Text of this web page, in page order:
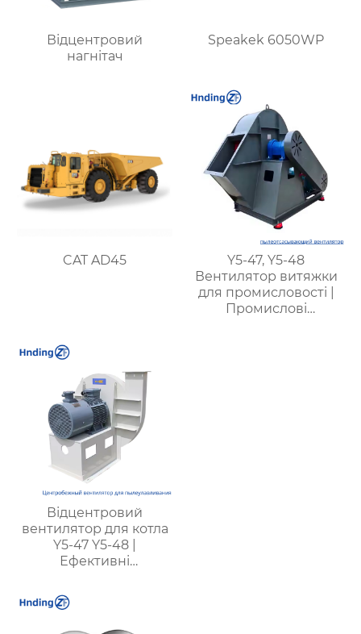
Відцентровий
нагнітач
Speakek 6050WP
CAT AD45
Y5-47, Y5-48
Вентилятор витяжки
для промисловості |
Промислові
Відцентровий
вентилятор для котла
Y5-47 Y5-48 |
Ефективні
промислових котлів |
Для котлів з вугіллям
різних типів